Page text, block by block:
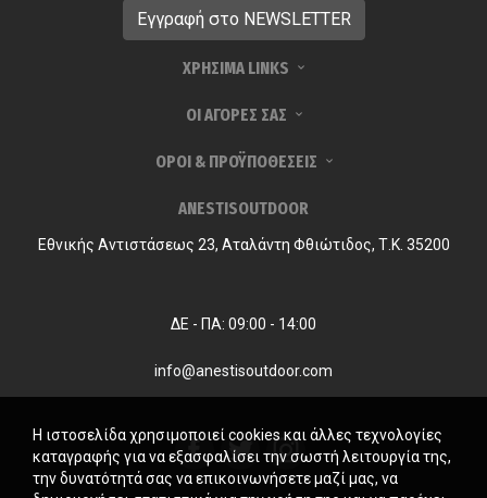
ΧΡΗΣΙΜΑ LINKS
ΟΙ ΑΓΟΡΕΣ ΣΑΣ
ΟΡΟΙ & ΠΡΟΫΠΟΘΕΣΕΙΣ
ANESTISOUTDOOR
Εθνικής Αντιστάσεως 23, Αταλάντη Φθιώτιδος, Τ.Κ. 35200
ΔΕ - ΠΑ: 09:00 - 14:00
info@anestisoutdoor.com
Η ιστοσελίδα χρησιμοποιεί cookies και άλλες τεχνολογίες
καταγραφής για να εξασφαλίσει την σωστή λειτουργία της,
την δυνατότητά σας να επικοινωνήσετε μαζί μας, να